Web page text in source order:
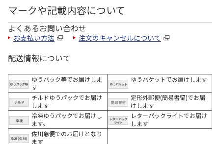
マークや記載内容について
よくあるお問い合わせ
お支払い方法 注文のキャンセルについて
配送情報について
ゆうパック等でお届けしま
す
ゆうパケットでお届けします
チルドゆうパックでお届け
します
定形外郵便(簡易書留)でお届
けします
冷凍ゆうパックでお届けし
ます。
レターパックライトでお届け
します
佐川急便でのお届けとなり
ます